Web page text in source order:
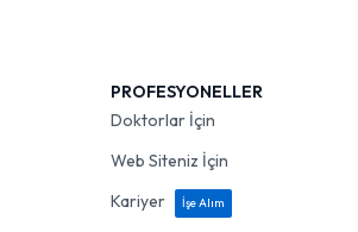
PROFESYONELLER
Doktorlar İçin
Web Siteniz İçin
Kariyer
İşe Alım